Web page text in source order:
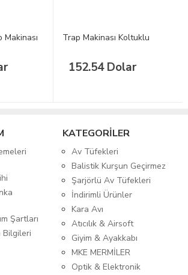
Trap Makinası Koltuklu
152.54 Dolar
Şartları
Bilgileri
KATEGORİLER
Av Tüfekleri
Balistik Kurşun Geçirmez
Şarjörlü Av Tüfekleri
İndirimli Ürünler
Kara Avı
Atıcılık & Airsoft
Giyim & Ayakkabı
MKE MERMİLER
Optik & Elektronik